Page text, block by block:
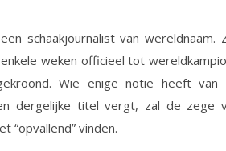
schaakjournalist van wereldnaam.
weken officieel tot
Wie enige notie heeft van
dergelijke titel vergt, zal de zege
“opvallend” vinden.